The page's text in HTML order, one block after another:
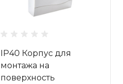
IP40 Корпус для
монтажа на
поверхность